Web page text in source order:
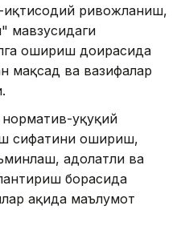
ривожланиш,
мавзусидаги
ошириш доирасида
мақсад ва вазифалар
ҳуқуқий
сифатини ошириш,
адолатли ва
борасида
ҳақида маълумот